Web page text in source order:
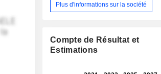
Plus d'informations sur la société
Compte de Résultat et
Estimations